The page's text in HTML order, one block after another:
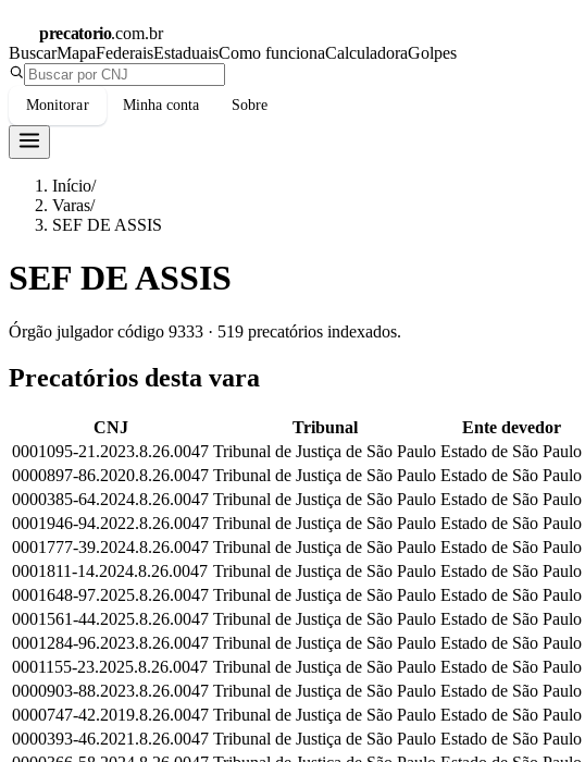
precatorio.com.br
BuscarMapaFederaisEstaduaisComo funcionaCalculadoraGolpes
Monitorar Minha conta Sobre
Início/
Varas/
SEF DE ASSIS
SEF DE ASSIS
Órgão julgador código 9333 · 519 precatórios indexados.
Precatórios desta vara
CNJ Tribunal Ente devedor
0001095-21.2023.8.26.0047 Tribunal de Justiça de São Paulo Estado de São Paulo
0000897-86.2020.8.26.0047 Tribunal de Justiça de São Paulo Estado de São Paulo
0000385-64.2024.8.26.0047 Tribunal de Justiça de São Paulo Estado de São Paulo
0001946-94.2022.8.26.0047 Tribunal de Justiça de São Paulo Estado de São Paulo
0001777-39.2024.8.26.0047 Tribunal de Justiça de São Paulo Estado de São Paulo
0001811-14.2024.8.26.0047 Tribunal de Justiça de São Paulo Estado de São Paulo
0001648-97.2025.8.26.0047 Tribunal de Justiça de São Paulo Estado de São Paulo
0001561-44.2025.8.26.0047 Tribunal de Justiça de São Paulo Estado de São Paulo
0001284-96.2023.8.26.0047 Tribunal de Justiça de São Paulo Estado de São Paulo
0001155-23.2025.8.26.0047 Tribunal de Justiça de São Paulo Estado de São Paulo
0000903-88.2023.8.26.0047 Tribunal de Justiça de São Paulo Estado de São Paulo
0000747-42.2019.8.26.0047 Tribunal de Justiça de São Paulo Estado de São Paulo
0000393-46.2021.8.26.0047 Tribunal de Justiça de São Paulo Estado de São Paulo